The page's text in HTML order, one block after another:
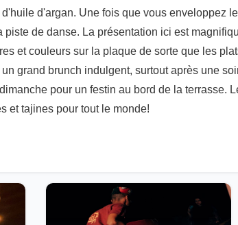
d'argan. Une fois que vous enveloppez
piste de danse. La présentation ici est
et couleurs sur la plaque de sorte que les
grand brunch indulgent, surtout après une
pour un festin au bord de la terrasse.
et tajines pour tout le monde!